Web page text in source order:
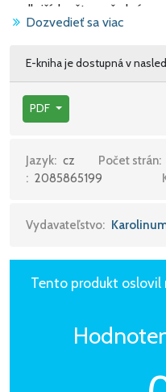
vedlejších vět, souřadné
praktickou gramatickou
výkladech studenta
kvalitní, hodnotná a
Tak máme před sebou
šanci být přijata s nejvyšší
Dozvedieť sa viac
E-kniha je dostupná v
PDF
Jazyk: cz Počet strán:
: 2085865199
Vydavateľstvo:
Tento produkt oslovil